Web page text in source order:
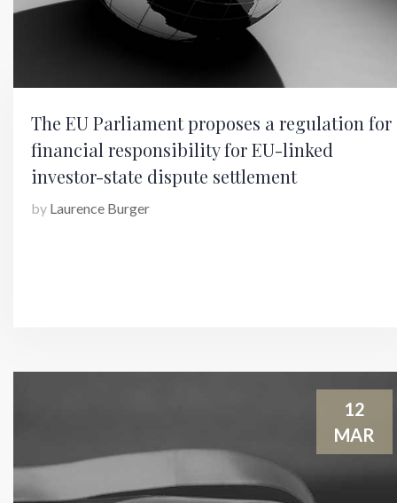
The EU Parliament proposes a regulation for
financial responsibility for EU-linked
investor-state dispute settlement
by Laurence Burger
12
MAR